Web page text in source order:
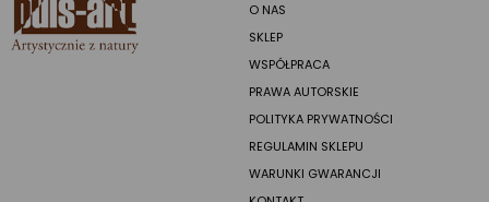
O NAS
SKLEP
WSPÓŁPRACA
PRAWA AUTORSKIE
POLITYKA PRYWATNOŚCI
REGULAMIN SKLEPU
WARUNKI GWARANCJI